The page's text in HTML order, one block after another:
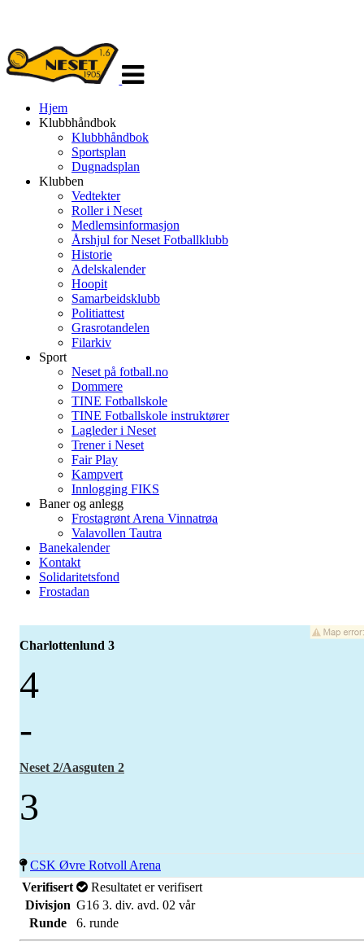
navigasjon
Hjem
Klubbhåndbok
Klubbhåndbok
Sportsplan
Dugnadsplan
Klubben
Vedtekter
Roller i Neset
Medlemsinformasjon
Årshjul for Neset Fotballklubb
Historie
Adelskalender
Hoopit
Samarbeidsklubb
Politiattest
Grasrotandelen
Filarkiv
Sport
Neset på fotball.no
Dommere
TINE Fotballskole
TINE Fotballskole instruktører
Lagleder i Neset
Trener i Neset
Fair Play
Kampvert
Innlogging FIKS
Baner og anlegg
Frostagrønt Arena Vinnatrøa
Valavollen Tautra
Banekalender
Kontakt
Solidaritetsfond
Frostadan
Charlottenlund 3
4
-
Neset 2/Aasguten 2
3
CSK Øvre Rotvoll Arena
Verifisert
Resultatet er verifisert
Divisjon G16 3. div. avd. 02 vår
Runde
6. runde